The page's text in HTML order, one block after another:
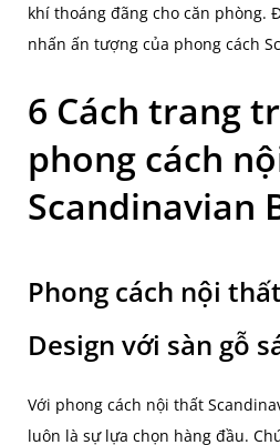
khí thoáng đãng cho căn phòng.
nhấn ấn tượng của phong cách
6 Cách trang
phong cách
Scandinavian
Phong cách nội
Design với sàn gỗ
Với phong cách nội thất
luôn là sự lựa chọn hàng đầu.